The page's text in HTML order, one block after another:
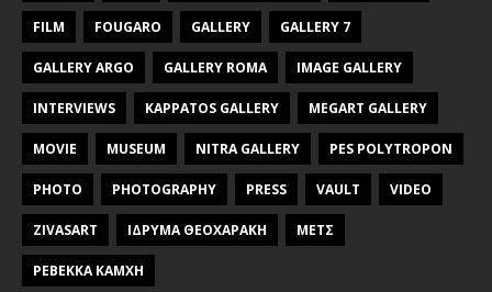
FILM FOUGARO GALLERY GALLERY 7
GALLERY ARGO GALLERY ROMA IMAGE GALLERY
INTERVIEWS KAPPATOS GALLERY MEGART GALLERY
MOVIE MUSEUM NITRA GALLERY PES POLYTROPON
PHOTO PHOTOGRAPHY PRESS VAULT VIDEO
ZIVASART ΙΔΡΥΜΑ ΘΕΟΧΑΡΑΚΗ ΜΕΤΣ
ΡΕΒΕΚΚΑ ΚΑΜΧΗ